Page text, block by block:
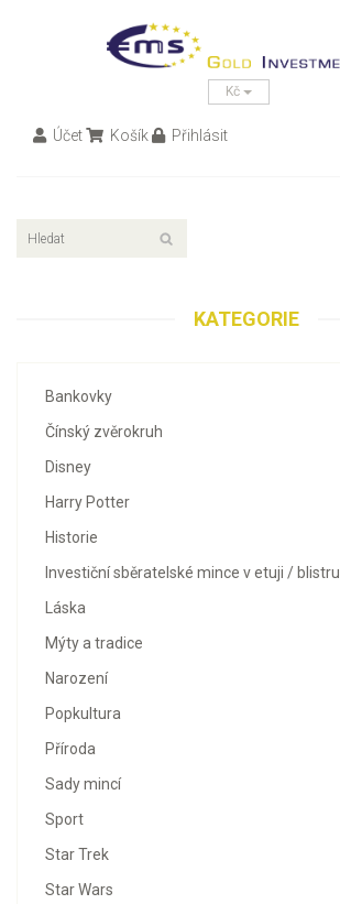
Kč
Účet Košík Přihlásit
KATEGORIE
Bankovky
Čínský zvěrokruh
Disney
Harry Potter
Historie
Investiční sběratelské mince v etuji / blistru
Láska
Mýty a tradice
Narození
Popkultura
Příroda
Sady mincí
Sport
Star Trek
Star Wars